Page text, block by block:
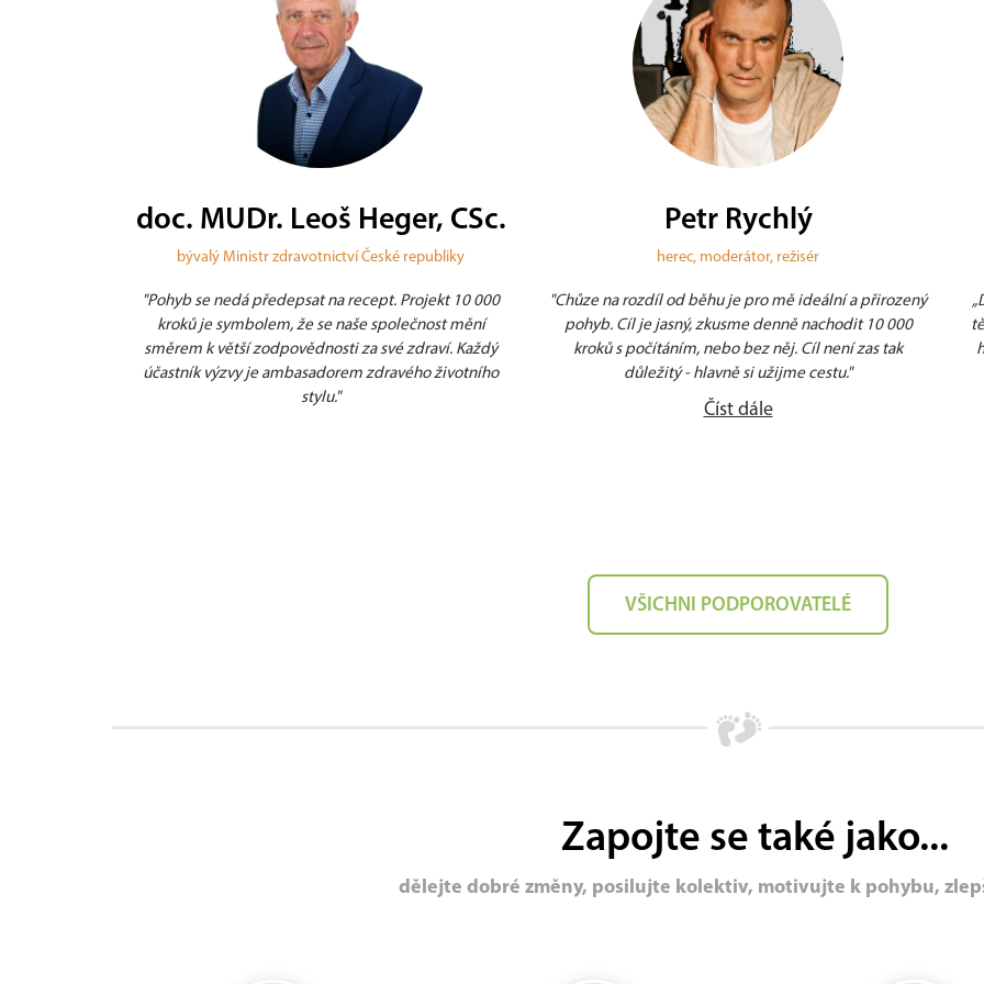
Petr Rychlý
herec, moderátor, režisér
"Chůze na rozdíl od běhu je pro mě ideální a přirozený
pohyb. Cíl je jasný, zkusme denně nachodit 10 000
kroků s počítáním, nebo bez něj. Cíl není zas tak
důležitý - hlavně si užijme cestu."
Číst dále
Mgr. Alena Wehle
terapeutka, blogerka, průvodkyně
„Díky chůzi dokážeme rozchodit bolístky nejenom na
těle, ale i na duši. Je to přirozený způsob, jak si uklidit
hlavu, poprat se s emocemi a podpořit tělo, aby pak
všechny naše části lépe fungovaly společně.“
Číst dále
VŠICHNI PODPOROVATELÉ
Zapojte se také jako...
dělejte dobré změny, posilujte kolektiv, motivujte k pohybu,